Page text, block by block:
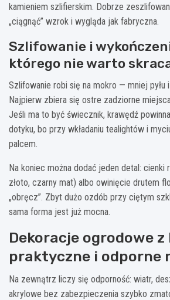
kamieniem szlifierskim. Dobrze
„ciągnąć” wzrok i wygląda jak fabryczna.
Szlifowanie i
którego nie warto
Szlifowanie robi się na mokro — mniej pyłu
Najpierw zbiera się ostre zadziorne
Jeśli ma to być świecznik, krawędź
dotyku, bo przy wkładaniu tealightów i
palcem.
Na koniec można dodać jeden detal: cienki
złoto, czarny mat) albo owinięcie drutem
„obręcz”. Zbyt dużo ozdób przy ciętym
sama forma jest już mocna.
Dekoracje ogrodowe
praktyczne i odporne
Na zewnątrz liczy się odporność: wiatr,
akrylowe bez zabezpieczenia szybko